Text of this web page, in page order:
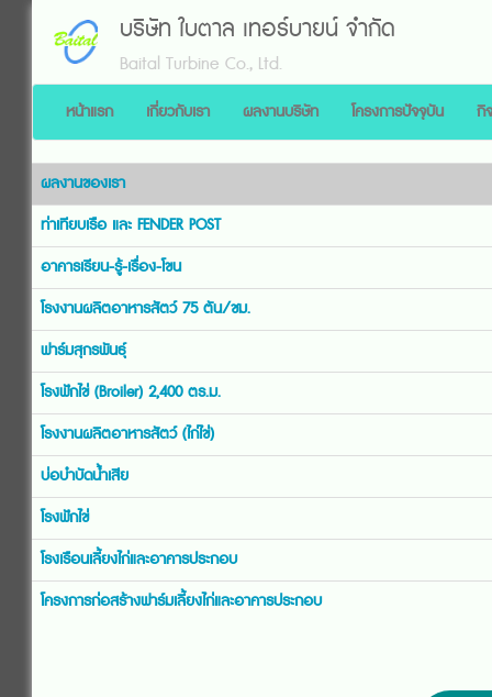
บริษัท ใบตาล เทอร์บายน์ จำกัด
Baital Turbine Co., Ltd.
หน้าแรก เกี่ยวกับเรา ผลงานบริษัท โครงการปัจจุบัน กิ
ผลงานของเรา
ท่าเทียบเรือ และ FENDER POST
อาคารเรียน-รู้-เรื่อง-โขน
โรงงานผลิตอาหารสัตว์ 75 ตัน/ชม.
ฟาร์มสุกรพันธุ์
โรงฟักไข่ (Broiler) 2,400 ตร.ม.
โรงงานผลิตอาหารสัตว์ (ไก่ไข่)
บ่อบำบัดน้ำเสีย
โรงฟักไข่
โรงเรือนเลี้ยงไก่และอาคารประกอบ
โครงการก่อสร้างฟาร์มเลี้ยงไก่และอาคารประกอบ